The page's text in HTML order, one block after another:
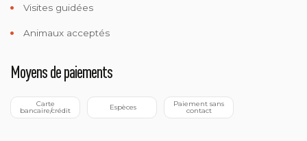
Visites guidées
Animaux acceptés
Moyens de paiements
bancaire/crédit Espèces contact